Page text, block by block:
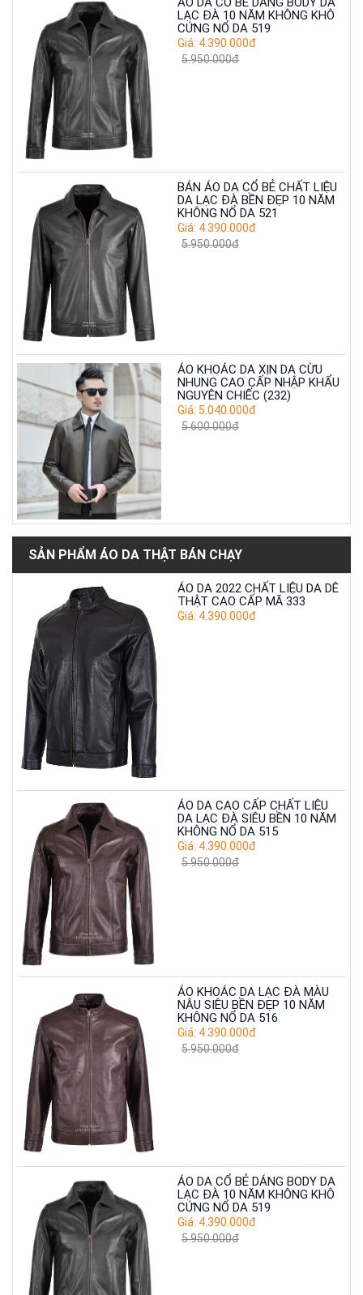
LẠC ĐÀ 10 NĂM KHÔNG KHÔ
CỨNG NỔ DA 519
Giá: 4.390.000đ
5.950.000đ
BÁN ÁO DA CỔ BẺ CHẤT LIỆU
DA LẠC ĐÀ BỀN ĐẸP 10 NĂM
KHÔNG NỔ DA 521
Giá: 4.390.000đ
5.950.000đ
ÁO KHOÁC DA XỊN DA CỪU
NHUNG CAO CẤP NHẬP KHẨU
NGUYÊN CHIẾC (232)
Giá: 5.040.000đ
5.600.000đ
SẢN PHẨM ÁO DA THẬT BÁN CHẠY
ÁO DA 2022 CHẤT LIỆU DA DÊ
THẬT CAO CẤP MÃ 333
Giá: 4.390.000đ
ÁO DA CAO CẤP CHẤT LIỆU
DA LẠC ĐÀ SIÊU BỀN 10 NĂM
KHÔNG NỔ DA 515
Giá: 4.390.000đ
5.950.000đ
ÁO KHOÁC DA LẠC ĐÀ MÀU
NÂU SIÊU BỀN ĐẸP 10 NĂM
KHÔNG NỔ DA 516
Giá: 4.390.000đ
5.950.000đ
ÁO DA CỔ BẺ DÁNG BODY DA
LẠC ĐÀ 10 NĂM KHÔNG KHÔ
CỨNG NỔ DA 519
Giá: 4.390.000đ
5.950.000đ